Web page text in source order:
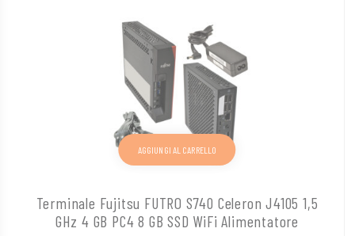
Terminale Fujitsu FUTRO S740 Celeron J4105 1,5
GHz 4 GB PC4 8 GB SSD WiFi Alimentatore
AGGIUNGI AL CARRELLO